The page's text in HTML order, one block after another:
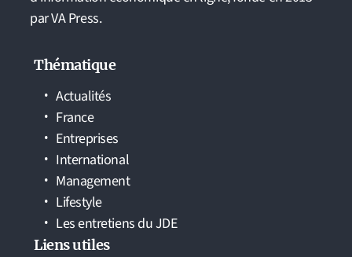
par VA Press.
Thématique
Actualités
France
Entreprises
International
Management
Lifestyle
Les entretiens du JDE
Liens utiles